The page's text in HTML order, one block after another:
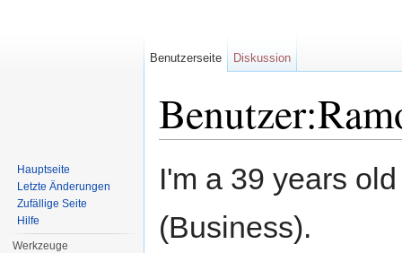
I'm a 39 years
(Business).
Benutzerseite Diskussion
Hauptseite
Letzte Änderungen
Zufällige Seite
Hilfe
Werkzeuge